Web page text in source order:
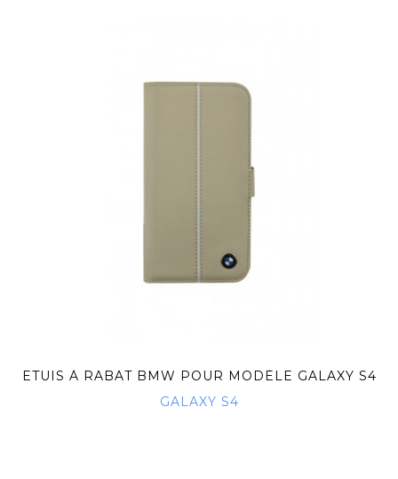
ETUIS À RABAT BMW POUR MODÈLE GALAXY S4
GALAXY S4